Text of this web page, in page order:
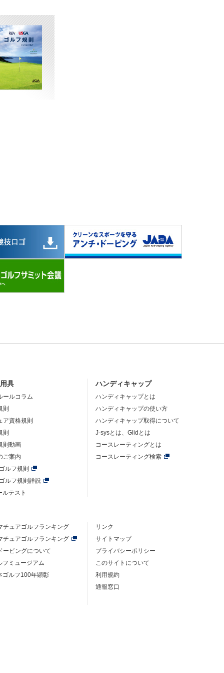
具
ールコラム
則
ア資格規則
則
則動画
ご案内
ルフ規則
ルフ規則詳説
ルテスト
ハンディキャップ
ハンディキャップとは
ハンディキャップの使い方
ハンディキャップ取得について
J-sysとは、Glidとは
コースレーティングとは
コースレーティング検索
チュアゴルフランキング
チュアゴルフランキング
ーピングについて
フミュージアム
ゴルフ100年顕彰
リンク
サイトマップ
プライバシーポリシー
このサイトについて
利用規約
通報窓口